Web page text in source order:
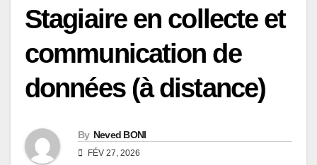
Stagiaire en collecte et
communication de
données (à distance)
By Neved BONI
FÉV 27, 2026